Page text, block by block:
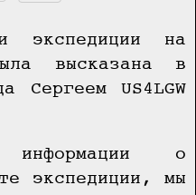
экспедиции на
высказана в
Сергеем US4LGW
о
экспедиции, мы